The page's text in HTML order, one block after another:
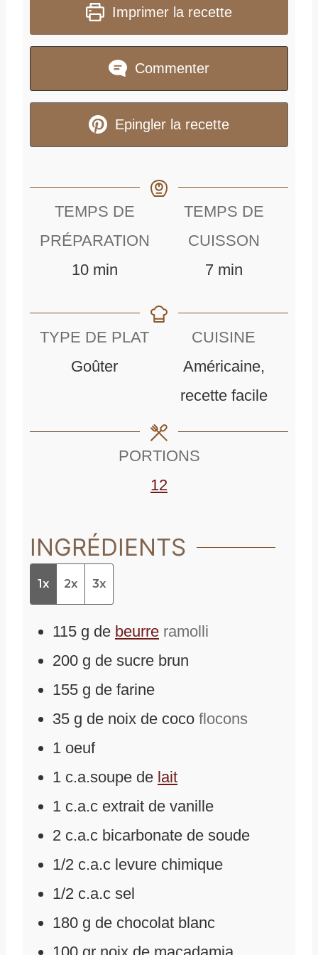
Imprimer la recette
Commenter
Epingler la recette
TEMPS DE
PRÉPARATION
10m
u
min
TEMPS DE
CUISSON
7m
u
min
TYPE DE PLAT
Goûter
CUISINE
Américaine,
recette facile
PORTIONS
12
INGRÉDIENTS
1x 2x 3x
115 g de beurre ramolli
200 g de sucre brun
155 g de farine
35 g de noix de coco flocons
1 oeuf
1 c.a.soupe de lait
1 c.a.c extrait de vanille
2 c.a.c bicarbonate de soude
1/2 c.a.c levure chimique
1/2 c.a.c sel
180 g de chocolat blanc